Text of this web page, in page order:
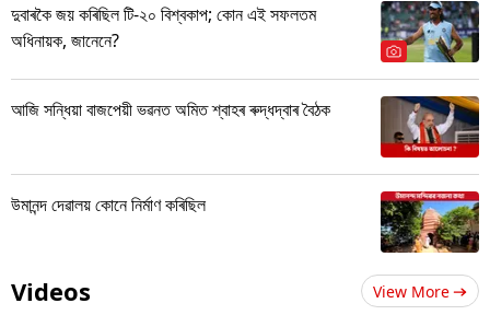
দুবাৰকৈ জয় কৰিছিল টি-২০ বিশ্বকাপ; কোন এই সফলতম
অধিনায়ক, জানেনে?
আজি সন্ধিয়া বাজপেয়ী ভৱনত অমিত শ্বাহৰ ৰুদ্ধদ্বাৰ বৈঠক
উমানন্দ দেৱালয় কোনে নিৰ্মাণ কৰিছিল
Videos View More